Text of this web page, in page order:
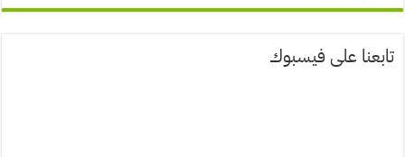
تابعنا على فيسبوك